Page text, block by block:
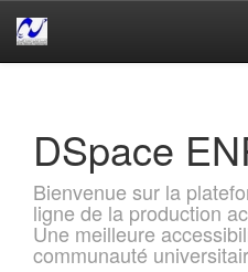
DSpace
Bienvenue sur la
ligne de la production
Une meilleure
communauté